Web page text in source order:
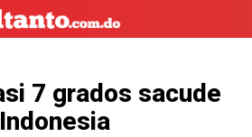
7 grados sacude